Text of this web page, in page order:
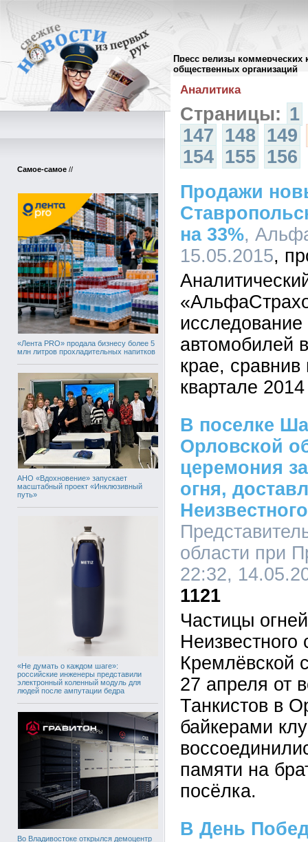
Пресс релизы коммерческих
общественных организаций
Самое-самое //
«Лента PRO» продала бизнесу более 5
млн литров прохладительных напитков
АНО «Вдохновение» запускает
масштабный проект «Инклюзивный
путь»
«Не думать о каждом шаге»:
российские инженеры представили
электронный коленный модуль для
людей после ампутации бедра
Во Владивостоке открылся демоцентр
Архив пресс-релизов//
Аналитика
Страницы: 1
147 148 149
154 155 156
Продажи
на 33%,
15.05.2015
автомобилей
крае,
квартале
В поселке
Орловской
церемония
огня,
области при
22:32,
1121
Частицы
Неизвестного
Кремлёвской
27 апреля от
Танкистов в
байкерами
памяти на
посёлка.
В День